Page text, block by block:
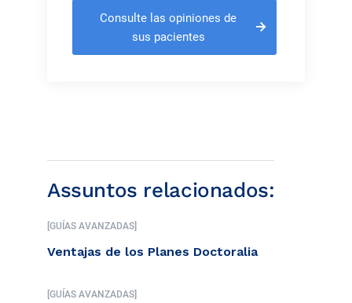
Consulte las opiniones de
sus pacientes
Assuntos relacionados:
[GUÍAS AVANZADAS]
Ventajas de los Planes Doctoralia
[GUÍAS AVANZADAS]